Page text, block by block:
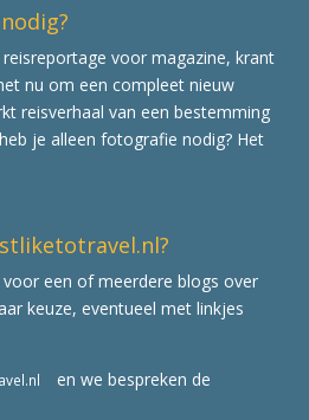
voor magazine, krant
nu om een compleet nieuw
reisverhaal van een bestemming
je alleen fotografie nodig? Het
een of meerdere blogs over
keuze, eventueel met linkjes
en we bespreken de